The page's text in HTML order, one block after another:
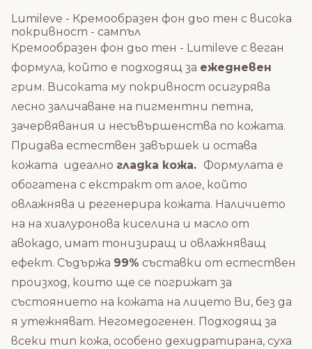
Lumileve - Кремообразен фон дьо тен с висока
покривност - сампъл
Кремообразен фон дьо тен - Lumileve с веган
формула, който е подходящ за ежедневен
грим. Високата му покривност осигурява
лесно заличаване на пигментни петна,
зачервявания и несъвършенства по кожата.
Придава естествен завършек и остава
кожата идеално гладка кожа. Формулата е
обогатена с екстракт от алое, който
овлажнява и регенерира кожата. Наличието
на на хиалуронова киселина и масло от
авокадо, имат тонизиращ и овлажняващ
ефект. Съдържа 99% съставки от естествен
произход, които ще се погрижат за
състоянието на кожата на лицето Ви, без да
я утежняват. Негомедогенен. Подходящ за
всеки тип кожа, особено дехидратирана, суха